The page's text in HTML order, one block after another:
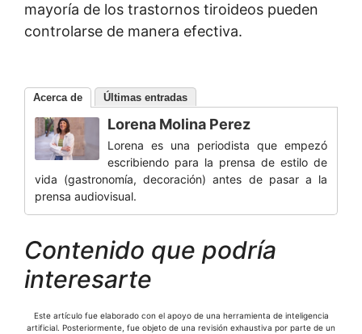
mayoría de los trastornos tiroideos pueden
controlarse de manera efectiva.
Acerca de Últimas entradas
Lorena Molina Perez
Lorena es una periodista que empezó
escribiendo para la prensa de estilo de
vida (gastronomía, decoración) antes de pasar a la
prensa audiovisual.
Contenido que podría
interesarte
Este artículo fue elaborado con el apoyo de una herramienta de inteligencia
artificial. Posteriormente, fue objeto de una revisión exhaustiva por parte de un